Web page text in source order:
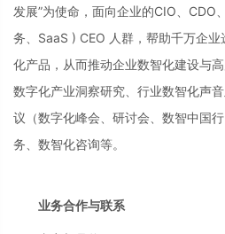
发展”为使命，面向企业的CIO、CDO
务、SaaS ) CEO 人群，帮助千万企
化产品，从而推动企业数智化建设与
数字化产业洞察研究、行业数智化声
议（数字化峰会、研讨会、数智中国
务、数智化咨询等。
业务合作与联系